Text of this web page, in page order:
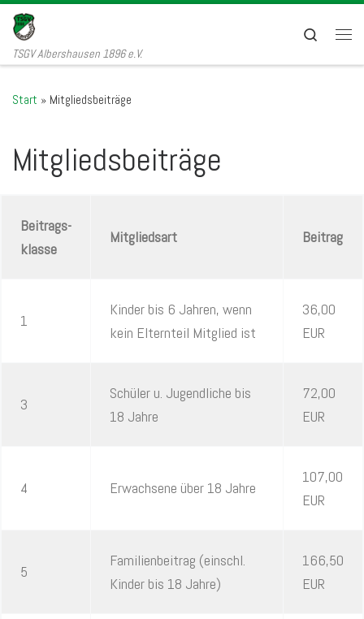
Zum Inhalt springen
TSGV Albershausen 1896 e.V.
Search
Start » Mitgliedsbeiträge
Mitgliedsbeiträge
Beitrags-
klasse
Mitgliedsart Beitrag
1
Kinder bis 6 Jahren, wenn
kein Elternteil Mitglied ist
36,00
EUR
3
Schüler u. Jugendliche bis
18 Jahre
72,00
EUR
4 Erwachsene über 18 Jahre
107,00
EUR
5
Familienbeitrag (einschl.
Kinder bis 18 Jahre)
166,50
EUR